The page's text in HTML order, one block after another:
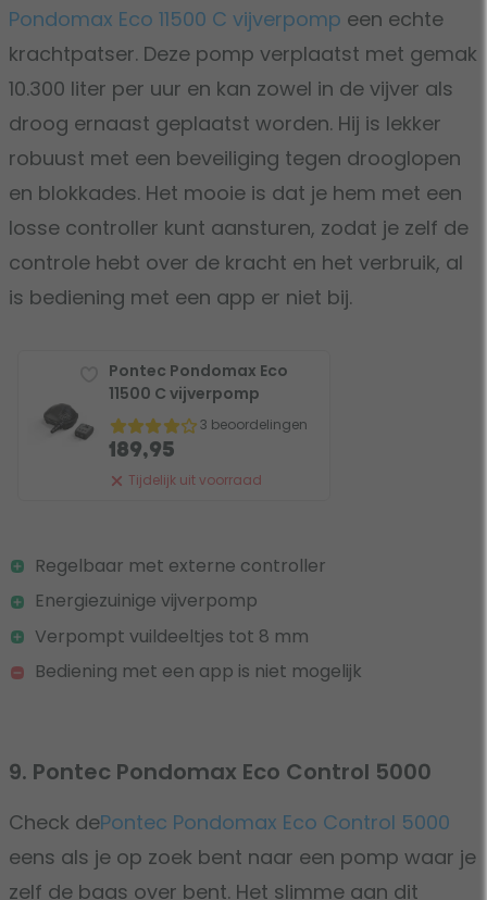
Pondomax Eco 11500 C vijverpomp een echte
krachtpatser. Deze pomp verplaatst met gemak
10.300 liter per uur en kan zowel in de vijver als
droog ernaast geplaatst worden. Hij is lekker
robuust met een beveiliging tegen drooglopen
en blokkades. Het mooie is dat je hem met een
losse controller kunt aansturen, zodat je zelf de
controle hebt over de kracht en het verbruik, al
is bediening met een app er niet bij.
Pontec Pondomax Eco
11500 C vijverpomp
3 beoordelingen
Tijdelijk uit voorraad
189,95
Regelbaar met externe controller
Energiezuinige vijverpomp
Verpompt vuildeeltjes tot 8 mm
Bediening met een app is niet mogelijk
9. Pontec Pondomax Eco Control 5000
Check dePontec Pondomax Eco Control 5000
eens als je op zoek bent naar een pomp waar je
zelf de baas over bent. Het slimme aan dit